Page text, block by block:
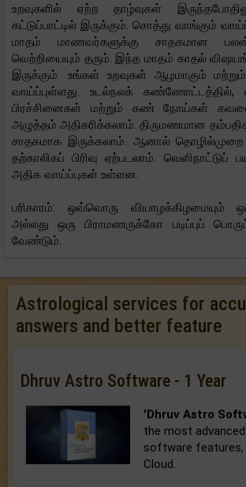
உறவுகளில் ஏற்ற தாழ்வுகள்
கட்டுப்பாட்டில் இருக்கும். சொத்து வாங்கும்
மாதம் மாணவர்களுக்கு சாதகமான
வெற்றியையும் தரும். இந்த மாதம் காதல்
இருக்கும். உங்கள் உறவுகள் ஆழமாகும்
வாய்ப்புள்ளது. உடல்நலக் கண்ணோட்டத்தில்,
பிரச்சினைகள் மற்றும் கண் நோய்கள்
அழுத்தம் அதிகரிக்கலாம். திருமணமான
சாதகமாக இருக்கலாம். ஆனால்
தற்காலிகப் பிரிவு ஏற்படலாம்.
அதிக வாய்ப்புகள் உள்ளன.
பரிகாரம்: ஒவ்வொரு வியாழக்கிழமையும்
அல்லது ஒரு பிராமணருக்கோ படிப்புப்
வேண்டும்.
Astrological services for
answers and better feature
Dhruv Astro Software - 1 Year
'Dhruv Astro
the most
software features,
Cloud.